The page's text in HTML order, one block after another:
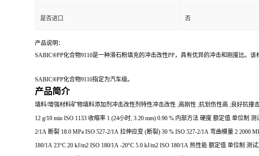
是否进口 否
产品说明：
SABIC®PP化合物9110是一种滑石粉填充的冲击改性PP，具有优异的冲击和刚度比。
SABIC®PP化合物9110指定为汽车级。
产品简介
填料/增强材料矿物填料添加剂冲击改性剂 特性冲击改性 ;高刚性 ;抗划伤性高 ;良好抗撞
12 g/10 min ISO 1133 收缩率 1 (24小时, 3.20 mm) 0.90 % 内部方法 硬度 额定值 单位制 测
2/1A 断裂 18.0 MPa ISO 527-2/1A 拉伸应变 (断裂) 30 % ISO 527-2/1A 弯曲模量 2 2000
180/1A 23°C 20 kJ/m2 ISO 180/1A -20°C 5.0 kJ/m2 ISO 180/1A 热性能 额定值 单位制 测